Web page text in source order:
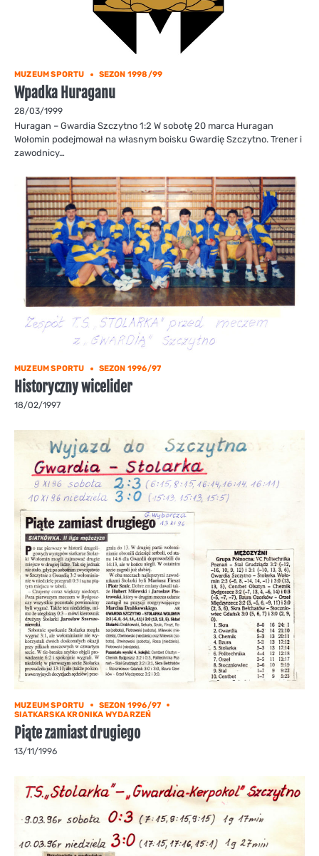
MUZEUM SPORTU SEZON 1998/99
Wpadka Huraganu
28/03/1999
Huragan – Gwardia Szczytno 1:2 W sobotę 20 marca Huragan
Wołomin podejmował na własnym boisku Gwardię Szczytno. Trener i
zawodnicy…
MUZEUM SPORTU SEZON 1996/97
Historyczny wicelider
18/02/1997
MUZEUM SPORTU
SEZON 1996/97
SIATKARSKA KRONIKA WYDARZEŃ
Piąte zamiast drugiego
13/11/1996